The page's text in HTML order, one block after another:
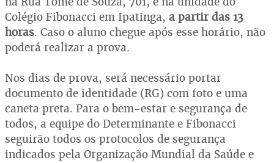
Colégio Fibonacci em Ipatinga, a partir das 13
horas. Caso o aluno chegue após esse horário, não
poderá realizar a prova.
Nos dias de prova, será necessário portar
documento de identidade (RG) com foto e uma
caneta preta. Para o bem-estar e segurança de
todos, a equipe do Determinante e Fibonacci
seguirão todos os protocolos de segurança
indicados pela Organização Mundial da Saúde e